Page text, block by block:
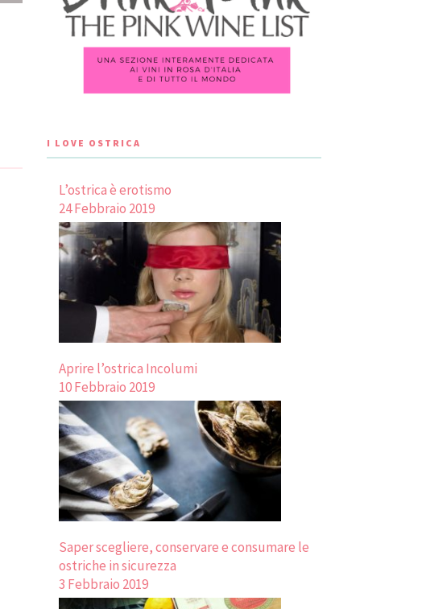
I LOVE OSTRICA
L’ostrica è erotismo
24 Febbraio 2019
Aprire l’ostrica Incolumi
10 Febbraio 2019
Saper scegliere, conservare e consumare le
ostriche in sicurezza
3 Febbraio 2019